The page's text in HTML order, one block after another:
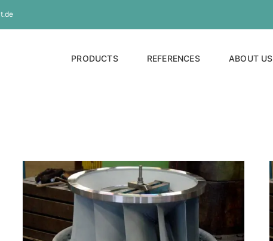
PRODUCTS REFERENCES ABOUT US